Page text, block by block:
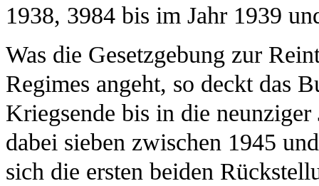
1938, 3984 bis im Jahr 1939
Was die Gesetzgebung zur
Regimes angeht, so deckt das
Kriegsende bis in die
dabei sieben zwischen 1945
sich die ersten beiden